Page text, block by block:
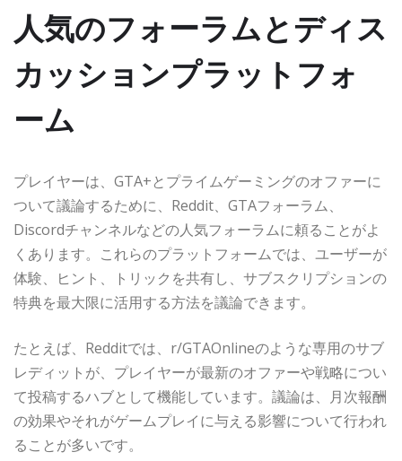
人気のフォーラムとディス
カッションプラットフォ
ーム
プレイヤーは、GTA+とプライムゲーミングのオファーに
ついて議論するために、Reddit、GTAフォーラム、
Discordチャンネルなどの人気フォーラムに頼ることがよ
くあります。これらのプラットフォームでは、ユーザーが
体験、ヒント、トリックを共有し、サブスクリプションの
特典を最大限に活用する方法を議論できます。
たとえば、Redditでは、r/GTAOnlineのような専用のサブ
レディットが、プレイヤーが最新のオファーや戦略につい
て投稿するハブとして機能しています。議論は、月次報酬
の効果やそれがゲームプレイに与える影響について行われ
ることが多いです。